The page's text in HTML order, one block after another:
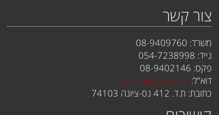
צור קשר
משרד: 08-9409760
נייד: 054-7238998
פקס: 08-9402146
דוא"ל: admin@gadi.co.il
כתובת: ת.ד. 412 נס-ציונה 74103